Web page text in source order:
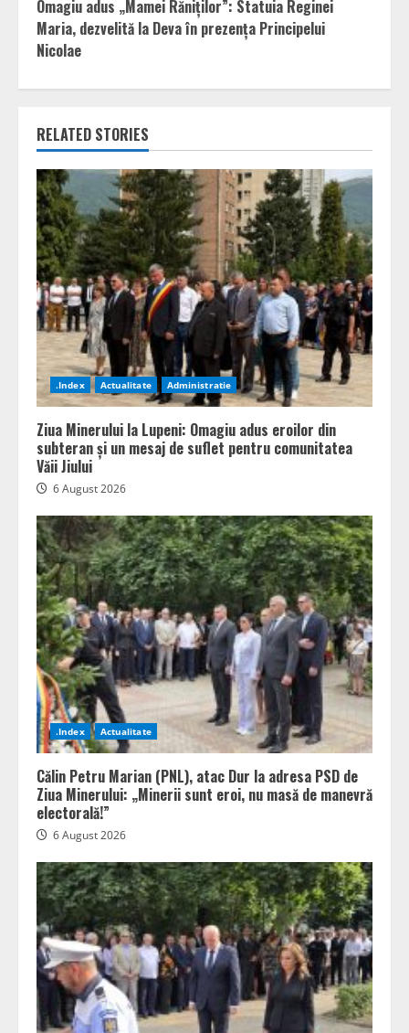
Omagiu adus „Mamei Răniților”: Statuia Reginei
Maria, dezvelită la Deva în prezența Principelui
Nicolae
RELATED STORIES
.Index Actualitate Administratie
Ziua Minerului la Lupeni: Omagiu adus eroilor din
subteran și un mesaj de suflet pentru comunitatea
Văii Jiului
6 August 2026
.Index Actualitate
Călin Petru Marian (PNL), atac Dur la adresa PSD de
Ziua Minerului: „Minerii sunt eroi, nu masă de manevră
electorală!”
6 August 2026